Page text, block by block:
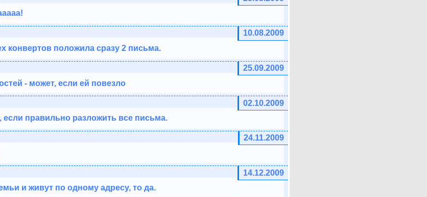
10.08.2009
конвертов положила сразу 2 письма.
25.09.2009
- может, если ей повезло
02.10.2009
если правильно разложить все письма.
24.11.2009
14.12.2009
и живут по одному адресу, то да.